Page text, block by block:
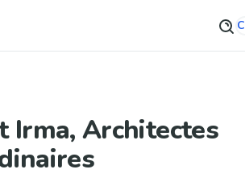
Irma, Architectes